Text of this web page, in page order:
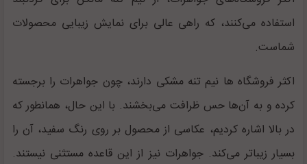
استفاده می‌کنند، که راهی عالی برای نمایش زیبایی محصولات
شماست.
اکثر فروشگاه ها نیم تنه مشکی دارند، چون جواهرات را برجسته
کرده و به آن‌ها حس ظرافت می‌بخشند. با این حال، همانطور که
در بالا اشاره کردیم، عکاسی از محصول بر روی رنگ سفید، آن را
بسیار زیباتر می‌کند. جواهرات نیز از این قاعده مستثنی نیستند.